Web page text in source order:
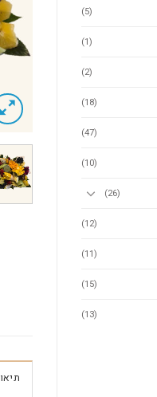
(5)
(1)
(2)
(18)
(47)
(10)
(26)
(12)
(11)
(15)
(13)